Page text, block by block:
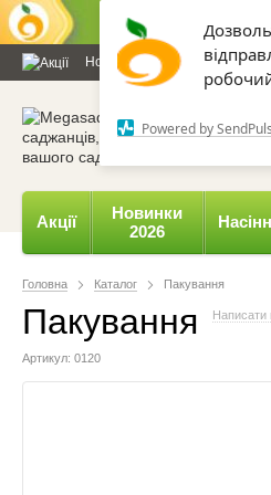
Powered by
Новини та статті Каталог
Акції
Новинки
2026
Головна Каталог Пакування
Пакування Написати
Артикул: 0120